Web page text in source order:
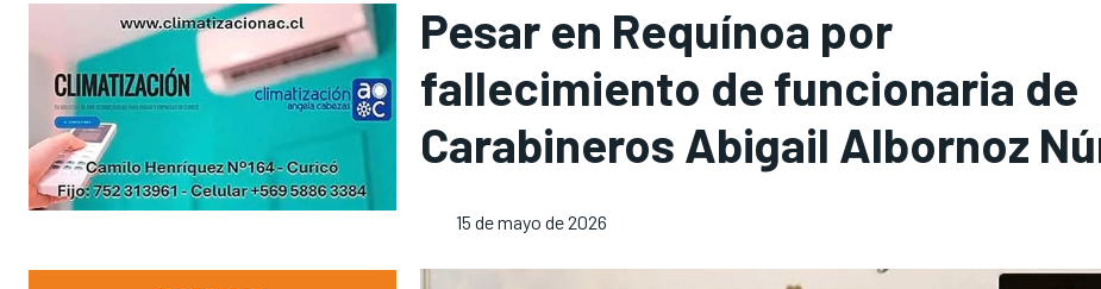
Pesar en Requínoa por
fallecimiento de funcionaria de
Carabineros Abigail Albornoz
15 de mayo de 2026